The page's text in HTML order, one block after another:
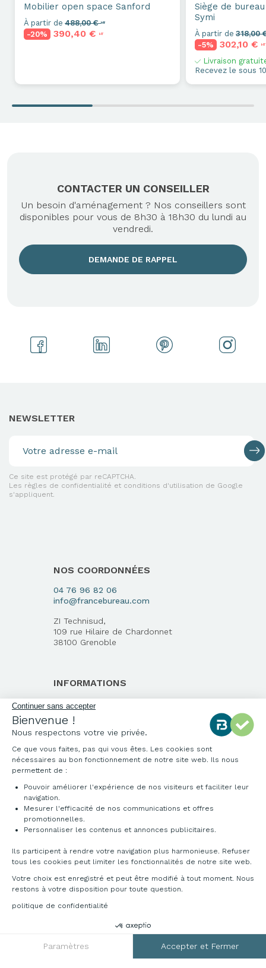
Continuer sans accepter
Bienvenue !
Nous respectons votre vie privée.
Ce que vous faites, pas qui vous êtes. Les cookies sont
nécessaires au bon fonctionnement de notre site web. Ils nous
permettent de :
Pouvoir améliorer l'expérience de nos visiteurs et faciliter leur
navigation.
Mesurer l'efficacité de nos communications et offres
promotionnelles.
Personnaliser les contenus et annonces publicitaires.
Ils participent à rendre votre navigation plus harmonieuse. Refuser
tous les cookies peut limiter les fonctionnalités de notre site web.
Votre choix est enregistré et peut être modifié à tout moment. Nous
restons à votre disposition pour toute question.
politique de confidentialité
Paramètres Accepter et Fermer
DEMANDER UN DEVIS
Mobilier open space Sanford
À partir de 488,00 €HT
-20% 390,40 € HT
Siège de
Symi
À partir de 318,00
-5%
302,10 € HT
Livraison
Recevez le sous
CONTACTER UN CONSEILLER
Un besoin d'aménagement ? Nos conseillers sont
disponibles pour vous de 8h30 à 18h30 du lundi au
vendredi.
DEMANDE DE RAPPEL
NEWSLETTER
Ce site est protégé par reCAPTCHA.
Les règles de confidentialité et conditions d'utilisation de Google
s'appliquent.
NOS COORDONNÉES
04 76 96 82 06
info@francebureau.com
ZI Technisud,
109 rue Hilaire de Chardonnet
38100 Grenoble
INFORMATIONS
Qui sommes-nous ?
Notre charte qualité
Environnement
Origine des produits
Livraison et installation